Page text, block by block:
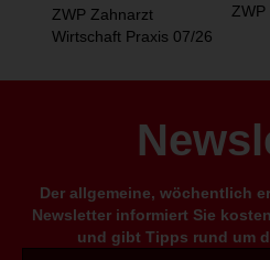
ZWP Zahnarzt
Wirtschaft Praxis 07/26
ZWP
Der allgemeine, wöchentlich
Newsletter informiert Sie
und gibt Tipps rund um